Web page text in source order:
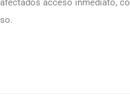
acceso inmediato,